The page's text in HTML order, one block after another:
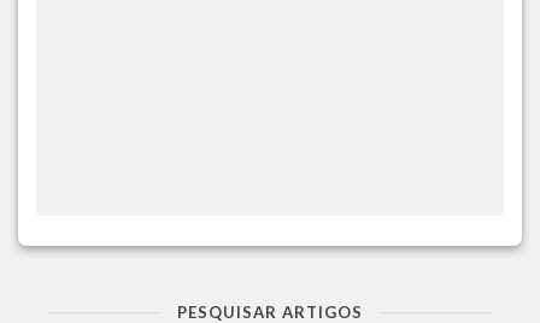
PESQUISAR ARTIGOS